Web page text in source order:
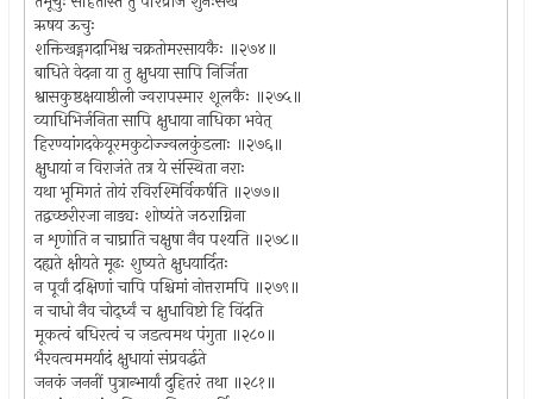
ऋषय ऊचुः
शक्तिखड्गगदाभिश्च चक्रतोमरसायकैः ॥२७४॥
बाधिते वेदना या तु क्षुधया सापि निर्जिता
श्वासकुष्ठक्षयाष्ठीली ज्वरापस्मार शूलकैः ॥२७५॥
व्याधिभिर्जनिता सापि क्षुधाया नाधिका भवेत्
हिरण्यांगदकेयूरमकुटोज्ज्वलकुंडलाः ॥२७६॥
क्षुधायां न विराजंते तत्र ये संस्थिता नराः
यथा भूमिगतं तोयं रविरश्मिर्विकर्षति ॥२७७॥
तद्वच्छरीरजा नाड्यः शोष्यंते जठराग्निना
न शृणोति न चाघ्राति चक्षुषा नैव पश्यति ॥२७८॥
दह्यते क्षीयते मूढः शुष्यते क्षुधयार्दितः
न पूर्वां दक्षिणां चापि पश्चिमां नोत्तरामपि ॥२७९॥
न चाधो नैव चोर्द्ध्वं च क्षुधाविष्टो हि विंदति
मूकत्वं बधिरत्वं च जडत्वमथ पंगुता ॥२८०॥
भैरवत्वममर्यादं क्षुधायां संप्रवर्द्धते
जनकं जननीं पुत्रान्भार्यां दुहितरं तथा ॥२८१॥